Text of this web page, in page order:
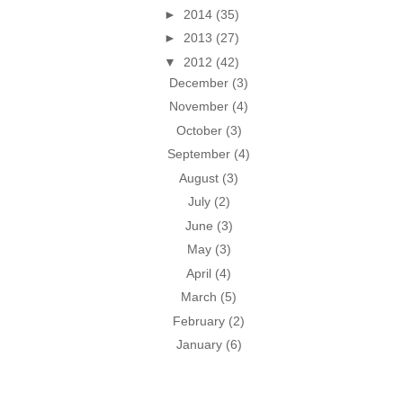
► 2014 (35)
► 2013 (27)
▼ 2012 (42)
December (3)
November (4)
October (3)
September (4)
August (3)
July (2)
June (3)
May (3)
April (4)
March (5)
February (2)
January (6)